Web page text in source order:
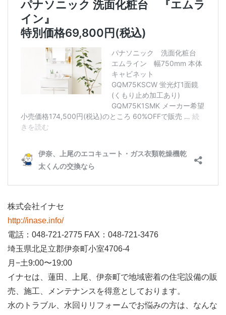
株式会社イナセ
http://inase.info/
電話：048-721-2775 FAX：048-721-3476
埼玉県北足立郡伊奈町小室4706-4
月−土9:00〜19:00
イナセは、蓮田、上尾、伊奈町で地域密着の住宅設備の販
売、施工、メンテナンスを得意としております。
水のトラブル、水回りリフォームでお悩みの方は、なんな